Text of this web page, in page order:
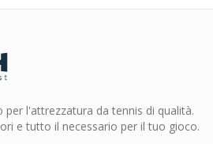
l'attrezzatura da tennis di qualità.
e tutto il necessario per il tuo gioco.